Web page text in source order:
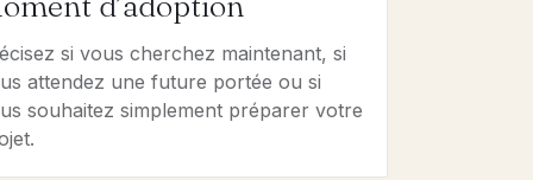
si vous cherchez maintenant, si
attendez une future portée ou si
souhaitez simplement préparer votre